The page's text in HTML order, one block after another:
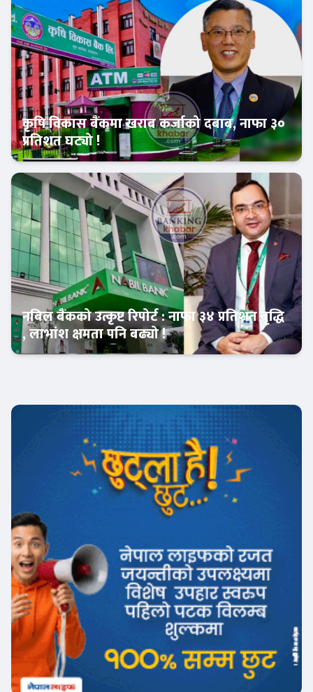
Banner News
कृषि विकास बैंकमा खराब कर्जाको दबाब, नाफा ३०
प्रतिशत घट्यो !
नबिल बैंकको उत्कृष्ट रिपोर्ट : नाफा ३४ प्रतिशत बृद्धि
, लाभांश क्षमता पनि बढ्यो !